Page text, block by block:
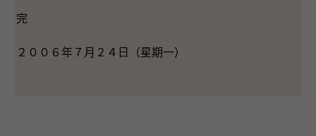
完
２００６年７月２４日（星期一）